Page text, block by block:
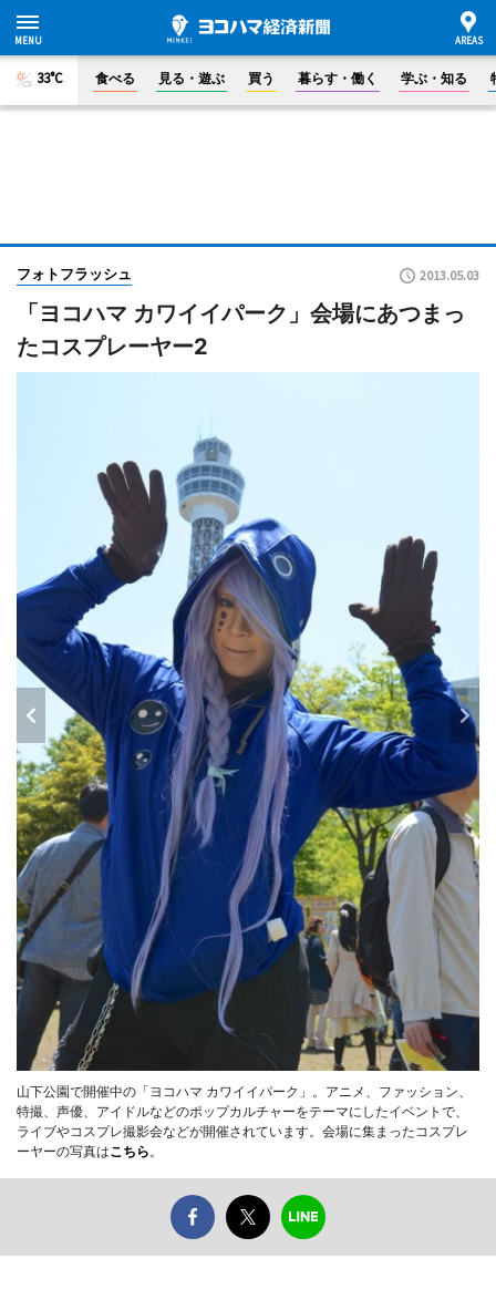
33°C 食べる 見る・遊ぶ 買う 暮らす・働く 学ぶ・知る
フォトフラッシュ 2013.05.03
「ヨコハマ カワイイパーク」会場にあつまっ
たコスプレーヤー2
山下公園で開催中の「ヨコハマ カワイイパーク」。アニメ、ファッション、
特撮、声優、アイドルなどのポップカルチャーをテーマにしたイベントで、
ライブやコスプレ撮影会などが開催されています。会場に集まったコスプレ
ーヤーの写真はこちら 。